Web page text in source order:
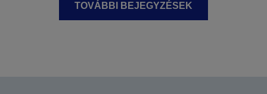
TOVÁBBI BEJEGYZÉSEK